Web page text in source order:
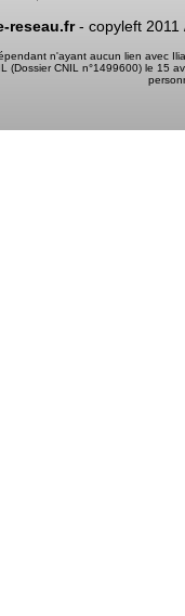
reseau.fr- copyleft 2011
n'ayant aucun lien avec
(Dossier CNIL n°1499600) le 15